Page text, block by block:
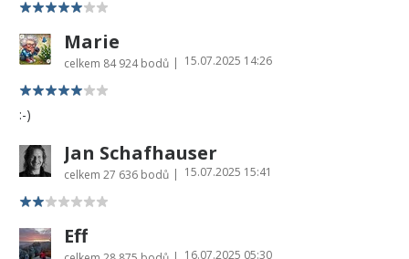
Marie
celkem 84 924 bodů | 15.07.2025 14:26
:-)
Jan Schafhauser
celkem 27 636 bodů | 15.07.2025 15:41
Eff
16.07.2025 05:30